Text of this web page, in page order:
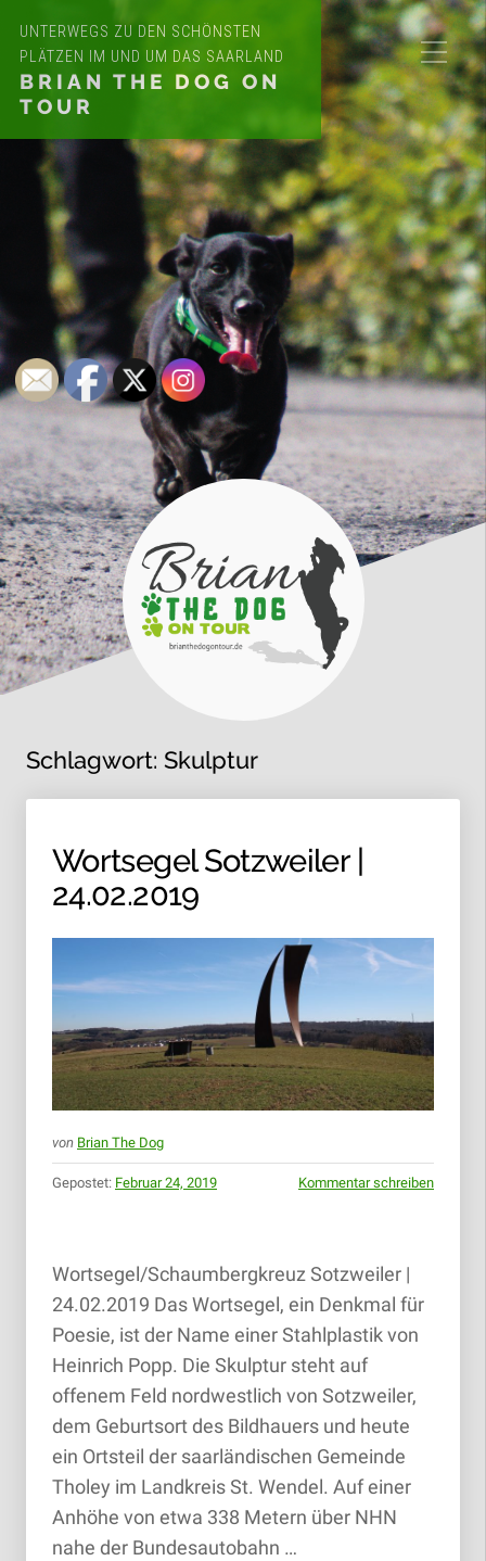
UNTERWEGS ZU DEN SCHÖNSTEN
PLÄTZEN IM UND UM DAS SAARLAND
BRIAN THE DOG ON
TOUR
Schlagwort: Skulptur
Wortsegel Sotzweiler |
24.02.2019
von Brian The Dog
Gepostet: Februar 24, 2019 Kommentar schreiben
Wortsegel/Schaumbergkreuz Sotzweiler |
24.02.2019 Das Wortsegel, ein Denkmal für
Poesie, ist der Name einer Stahlplastik von
Heinrich Popp. Die Skulptur steht auf
offenem Feld nordwestlich von Sotzweiler,
dem Geburtsort des Bildhauers und heute
ein Ortsteil der saarländischen Gemeinde
Tholey im Landkreis St. Wendel. Auf einer
Anhöhe von etwa 338 Metern über NHN
nahe der Bundesautobahn …